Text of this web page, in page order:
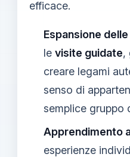
efficace.
Espansione
le visite guidate,
creare legami
senso di
semplice gruppo
Apprendimento
esperienze